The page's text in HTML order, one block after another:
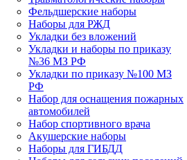
Фельдшерские наборы
Наборы для РЖД
Укладки без вложений
Укладки и наборы по приказу
№36 МЗ РФ
Укладки по приказу №100 МЗ
РФ
Набор для оснащения пожарных
автомобилей
Набор спортивного врача
Акушерские наборы
Наборы для ГИБДД